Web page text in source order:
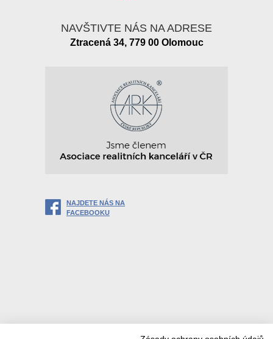
NAVŠTIVTE NÁS NA ADRESE
Ztracená 34, 779 00 Olomouc
NAJDETE NÁS NA
FACEBOOKU